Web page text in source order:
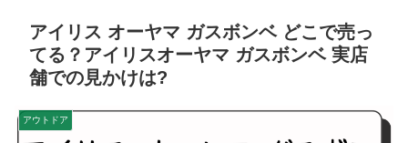
アイリス オーヤマ ガスボンベ どこで売っ
てる？アイリスオーヤマ ガスボンベ 実店
舗での見かけは?
アウトドア